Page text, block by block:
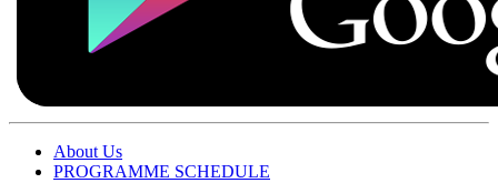
About Us
PROGRAMME SCHEDULE